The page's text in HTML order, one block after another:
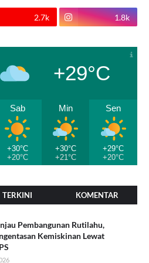
2.7k 1.8k
+29°C
Sab
+30°C
+20°C
Min
+30°C
+21°C
Sen
+29°C
+20°C
TERKINI KOMENTAR
Pembangunan Rutilahu,
Kemiskinan Lewat